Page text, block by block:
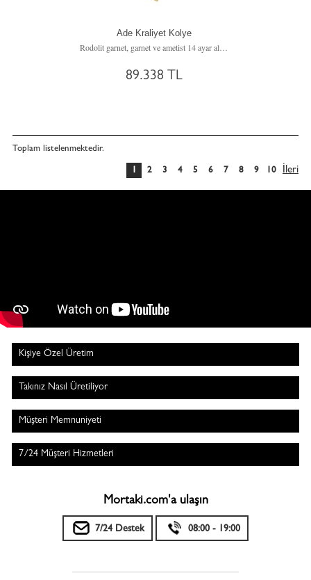
Ade Kraliyet Kolye
Rodolit garnet, garnet ve ametist 14 ayar altın kolye (40 cm rose altın rolo zincir)
89.338 TL
Toplam listelenmektedir.
İleri
1 2 3 4 5 6 7 8 9 10
Kişiye Özel Üretim
Takınız Nasıl Üretiliyor
Müşteri Memnuniyeti
7/24 Müşteri Hizmetleri
Mortaki.com'a ulaşın
7/24 Destek 08:00 - 19:00